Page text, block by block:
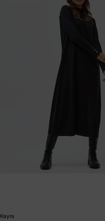
Kayra